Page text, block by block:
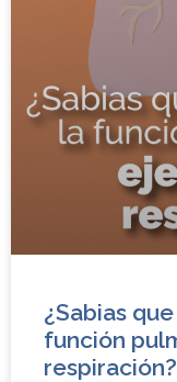
¿Sabias
función
respiración?